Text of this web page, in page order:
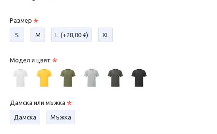
Размер
S М L (+28,00 €) XL
Модел и цвят
Дамска или мъжка
Дамска Мъжка